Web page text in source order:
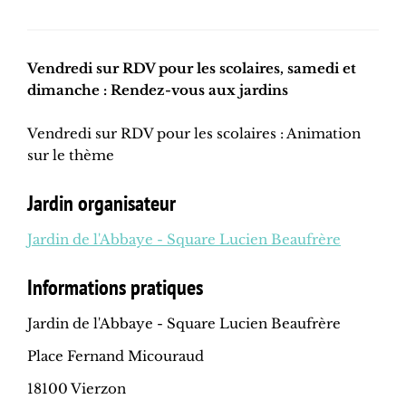
Vendredi sur RDV pour les scolaires, samedi et
dimanche : Rendez-vous aux jardins
Vendredi sur RDV pour les scolaires : Animation
sur le thème
Jardin organisateur
Jardin de l'Abbaye - Square Lucien Beaufrère
Informations pratiques
Jardin de l'Abbaye - Square Lucien Beaufrère
Place Fernand Micouraud
18100 Vierzon